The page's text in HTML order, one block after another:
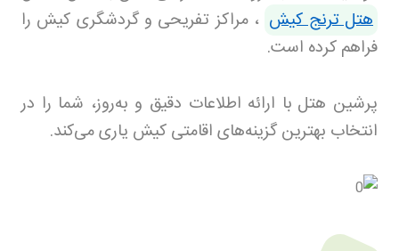
هتل ترنج کیش ، مراکز تفریحی و گردشگری کیش را
فراهم کرده است.
پرشین هتل با ارائه اطلاعات دقیق و به‌روز، شما را در
انتخاب بهترین گزینه‌های اقامتی کیش یاری می‌کند.